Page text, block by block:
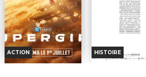
maison où elle a passé une
grande partie de son
enfance,...
Réalisation :Hanna
Bergholm
Acteurs :Rupert Grint,
Seidi Haarla, Pamela...
d'aventures et
Réalisation :
Acteurs :Matt
Tom
ACTION
HISTOIRE